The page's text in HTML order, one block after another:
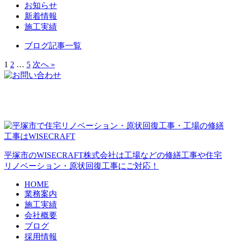
お知らせ
新着情報
施工実績
ブログ記事一覧
1 2 … 5 次へ »
平塚市のWISECRAFT株式会社は工場などの修繕工事や住宅
リノベーション・原状回復工事にご対応！
HOME
業務案内
施工実績
会社概要
ブログ
採用情報